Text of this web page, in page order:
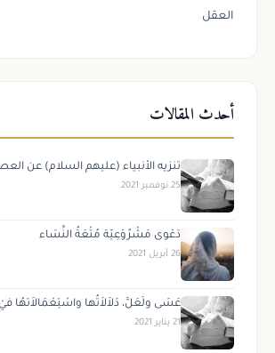
العقل
أحدث المقالات
تنزيه الأنبياء (عليهم السلام) عن
25 نوفمبر 2021
دَعْوى مَشْرُوْعِيّة مُتْعَةُ النِّسَاء
26 أبريل 2021
عَسَى ولَعَلَّ، دَلاَلاَتُها واسْتِعْمَالاَتهُا فيْ
21 يناير 2021